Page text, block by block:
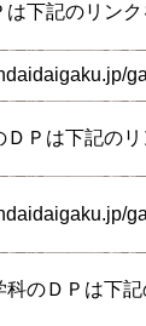
下記のリンク
Ｐは下記のリ
科のＤＰは下